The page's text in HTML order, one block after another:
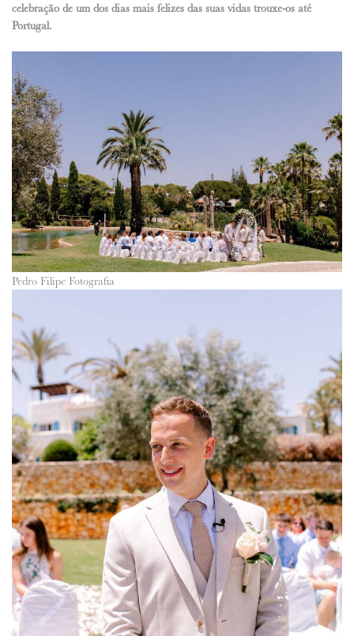
celebração de um dos dias mais felizes das suas vidas trouxe-os até
Portugal.
Pedro Filipe Fotografia